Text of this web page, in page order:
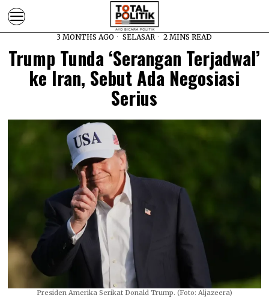
3 MONTHS AGO SELASAR 2 MINS READ
Trump Tunda ‘Serangan Terjadwal’
ke Iran, Sebut Ada Negosiasi
Serius
Presiden Amerika Serikat Donald Trump. (Foto: Aljazeera)